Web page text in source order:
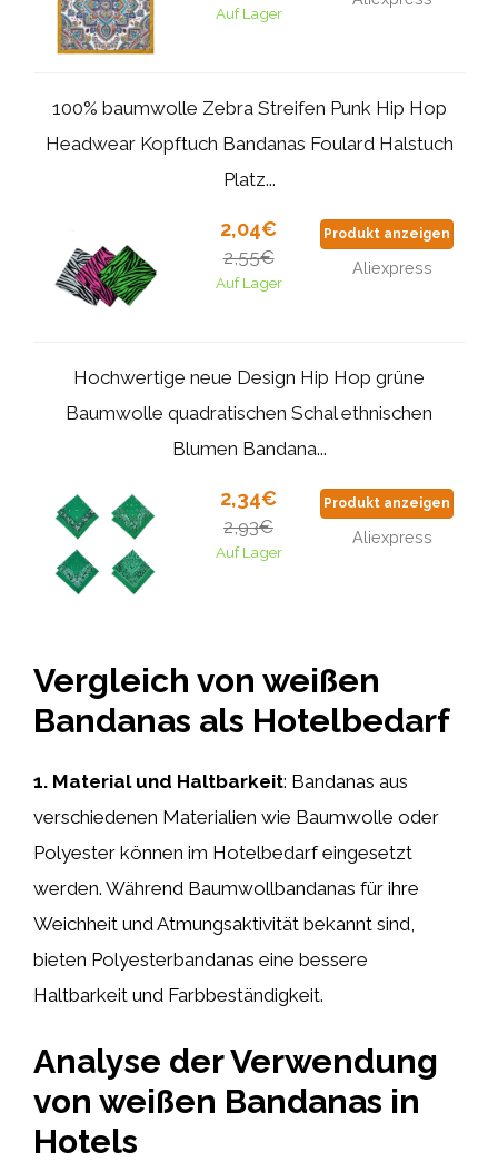
Auf Lager
100% baumwolle Zebra Streifen Punk Hip Hop
Headwear Kopftuch Bandanas Foulard Halstuch
Platz...
2,04€
2,55€
Auf Lager
Produkt anzeigen
Aliexpress
Hochwertige neue Design Hip Hop grüne
Baumwolle quadratischen Schal ethnischen
Blumen Bandana...
2,34€
2,93€
Auf Lager
Produkt anzeigen
Aliexpress
Vergleich von weißen
Bandanas als Hotelbedarf
1. Material und Haltbarkeit: Bandanas aus
verschiedenen Materialien wie Baumwolle oder
Polyester können im Hotelbedarf eingesetzt
werden. Während Baumwollbandanas für ihre
Weichheit und Atmungsaktivität bekannt sind,
bieten Polyesterbandanas eine bessere
Haltbarkeit und Farbbeständigkeit.
Analyse der Verwendung
von weißen Bandanas in
Hotels